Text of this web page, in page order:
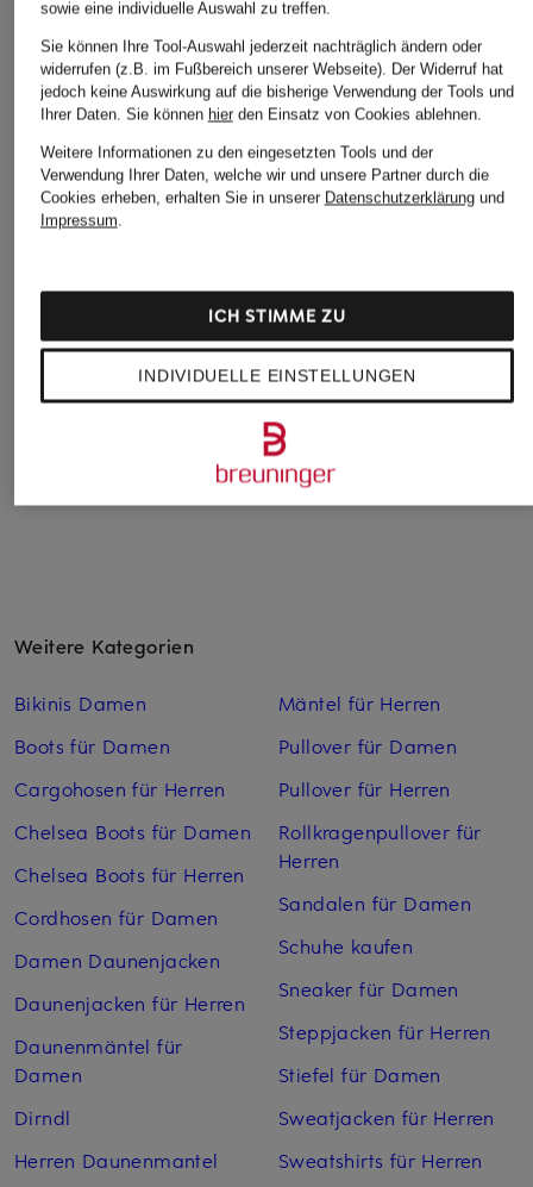
+Aktionsrabatt
PROFUOMO
71,96 €
Ursprünglich:89,95 €
BOGGI MILANO
T-Shirt
+Aktionsrabatt
59,99 €
Bestpreis:50,99 €
Weitere Kategorien
Bikinis Damen
Boots für Damen
Cargohosen für Herren
Chelsea Boots für Damen
Chelsea Boots für Herren
Cordhosen für Damen
Damen Daunenjacken
Daunenjacken für Herren
Daunenmäntel für
Damen
Dirndl
Herren Daunenmantel
Mäntel für Herren
Pullover für Damen
Pullover für Herren
Rollkragenpullover für
Herren
Sandalen für Damen
Schuhe kaufen
Sneaker für Damen
Steppjacken für Herren
Stiefel für Damen
Sweatjacken für Herren
Sweatshirts für Herren
sowie eine individuelle Auswahl zu treffen.
Sie können Ihre Tool-Auswahl jederzeit nachträglich ändern oder
widerrufen (z.B. im Fußbereich unserer Webseite). Der Widerruf hat
jedoch keine Auswirkung auf die bisherige Verwendung der Tools und
Ihrer Daten. Sie können hierden Einsatz von Cookies ablehnen.
Weitere Informationen zu den eingesetzten Tools und der
Verwendung Ihrer Daten, welche wir und unsere Partner durch die
Cookies erheben, erhalten Sie in unserer Datenschutzerklärungund
Impressum.
INDIVIDUELLE EINSTELLUNGEN
ICH STIMME ZU